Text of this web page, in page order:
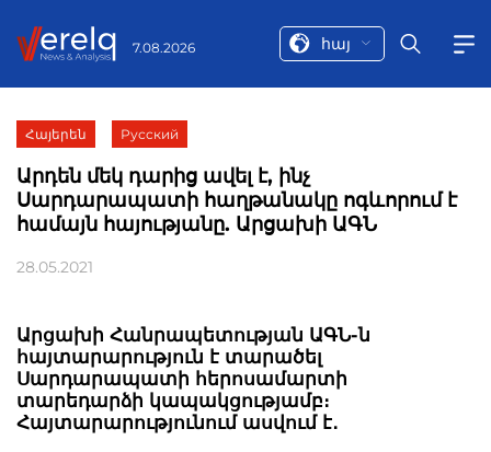
7.08.2026 հայ
Հայերեն Русский
Արդեն մեկ դարից ավել է, ինչ
Սարդարապատի հաղթանակը ոգևորում է
համայն հայությանը. Արցախի ԱԳՆ
28.05.2021
Արցախի Հանրապետության ԱԳՆ-ն
հայտարարություն է տարածել
Սարդարապատի հերոսամարտի
տարեդարձի կապակցությամբ։
Հայտարարությունում ասվում է․